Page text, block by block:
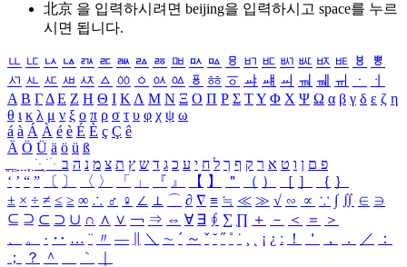
北京 을 입력하시려면 beijing을 입력하시고 space를 누르
시면 됩니다.
ㅥ ㅦ ㅧ ㅨ ㅩ ㅪ ㅫ ㅬ ㅭ ㅮ ㅯ ㅰ ㅱ ㅲ ㅳ ㅴ ㅵ ㅶ ㅷ ㅸ
ㅹ
ㅺ ㅻ ㅼ ㅽ ㅾ ㅿ ㆀ ㆁ ㆂ ㆃ ㆄ ㆅ ㆆ ㆇ ㆈ ㆉ ㆊ ㆋ ㆌ ㆍ
ㆎ
Α Β ΓΔ Ε Ζ Η Θ Ι ΚΛ Μ Ν Ξ Ο Π Ρ Σ ΤΥ Φ Χ Ψ Ω α β γ δ ε ζ η
θ ι κ λ μ ν ξ ο π ρ σ τ υ φ χ ψ ω
á à Á À é è É È ç Ç ê
Ä Ö Ü ä ö ü ß
ִֶֹ ֻּ ׁׂ פ ם ן ו ט א ר ק ף ך ל ח י ע כ ג ד ש ץ ת צ מ נ ה ב
‘ ’ “ ” 〔 〕 〈 〉 「 」 『 』 【 】 ＂ （ ） ［ ］ ｛ ｝
± × ÷ ≠ ≤ ≥ ∞ ∴ ♂ ♀ ∠ ⊥ ⌒ ∂ ∇ ≡ ≒ ≪ ≫ √ ∽ ∝ ∵ ∫ ∬ ∈ ∋
⊆ ⊇ ⊂ ⊃ ∪ ∩ ∧ ∨ ￢ ⇒ ⇔ ∀ ∃ ∮ ∑ ∏ ＋ － ＜ ＝
＞
、
。 · ‥ … ¨ 〃 ― ＼ ∼ ´ ～ ˇ ˘ ˝ ˚ ˙ ¸ ¡ ¿ ː ！ ＇ ， ． ／
：
；
？ ＾ ｀